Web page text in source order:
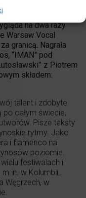
Wciąż gdzieś
Sevillą a
na dwa razy
Warsaw Vocal
granicą. Nagrała
“IMAN” pod
z Piotrem
składem:
talent i zdobyte
całym świecie,
Pisze teksty
rytmy. Jako
i flamenco na
poziomie.
festiwalach i
w Kolumbii,
Węgrzech, w